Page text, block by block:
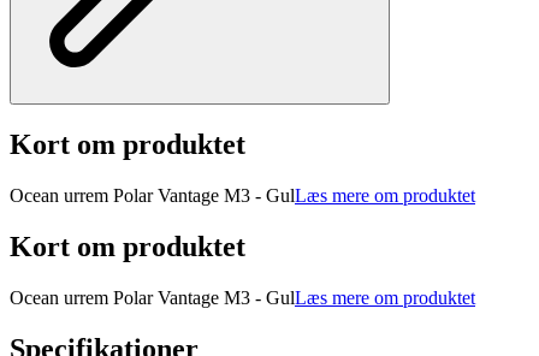
Kort om produktet
Ocean urrem Polar Vantage M3 - GulLæs mere om produktet
Kort om produktet
Ocean urrem Polar Vantage M3 - GulLæs mere om produktet
Specifikationer